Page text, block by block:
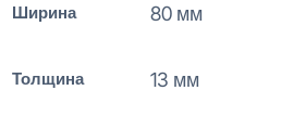
Ширина 80 мм
Толщина 13 мм